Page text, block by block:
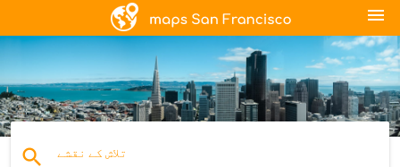
menu
search تلاش کے نقشے